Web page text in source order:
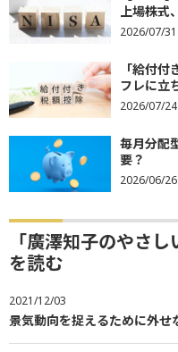
上場株式
2026/07/31
「給付
フレに立
2026/07/24
毎月分配
要？
2026/06/26
「廣澤知子のやさ
を読む
2021/12/03
景気動向を捉えるために外せ